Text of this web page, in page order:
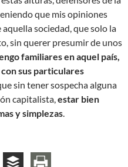
que mis opiniones
sociedad, que solo la
sin querer presumir de unos
familiares en aquel país,
sus particulares
sin tener sospecha alguna
capitalista, estar bien
y simplezas
(al capitalismo)